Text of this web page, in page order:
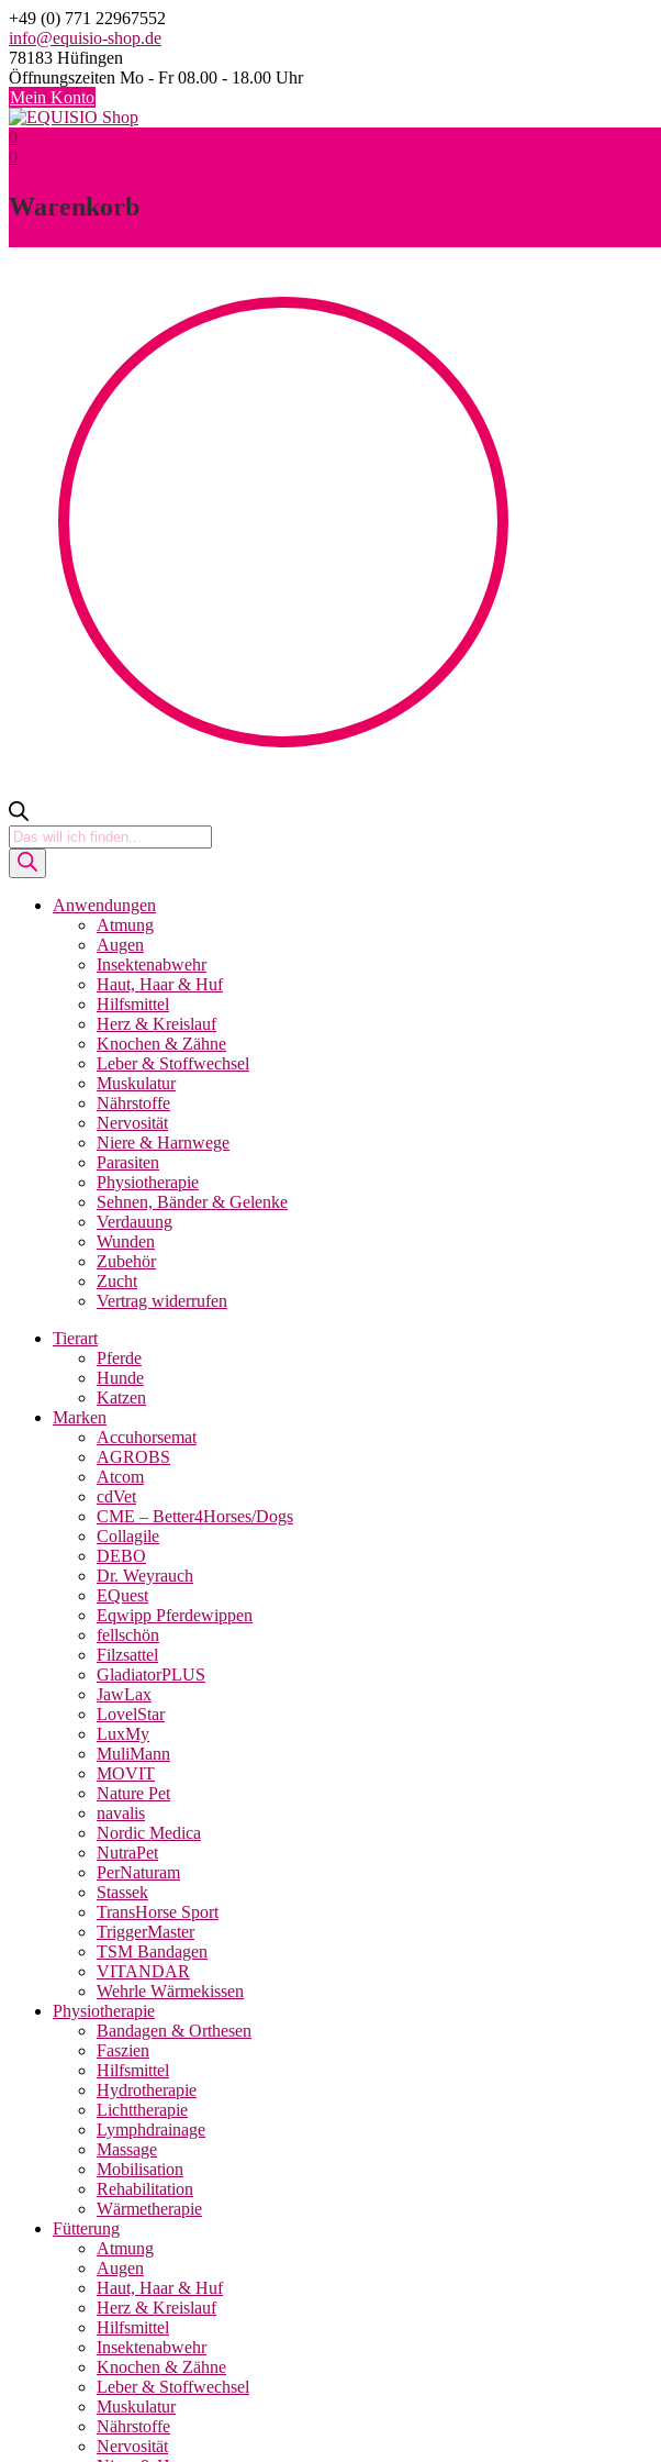
Skip
to
content
+49 (0) 771 22967552
info@equisio-shop.de
78183 Hüfingen
Öffnungszeiten Mo - Fr 08.00 - 18.00 Uhr
Mein Konto
0
0
Warenkorb
Products
search
Anwendungen
Atmung
Augen
Insektenabwehr
Haut, Haar & Huf
Hilfsmittel
Herz & Kreislauf
Knochen & Zähne
Leber & Stoffwechsel
Muskulatur
Nährstoffe
Nervosität
Niere & Harnwege
Parasiten
Physiotherapie
Sehnen, Bänder & Gelenke
Verdauung
Wunden
Zubehör
Zucht
Vertrag widerrufen
Tierart
Pferde
Hunde
Katzen
Marken
Accuhorsemat
AGROBS
Atcom
cdVet
CME – Better4Horses/Dogs
Collagile
DEBO
Dr. Weyrauch
EQuest
Eqwipp Pferdewippen
fellschön
Filzsattel
GladiatorPLUS
JawLax
LovelStar
LuxMy
MuliMann
MOVIT
Nature Pet
navalis
Nordic Medica
NutraPet
PerNaturam
Stassek
TransHorse Sport
TriggerMaster
TSM Bandagen
VITANDAR
Wehrle Wärmekissen
Physiotherapie
Bandagen & Orthesen
Faszien
Hilfsmittel
Hydrotherapie
Lichttherapie
Lymphdrainage
Massage
Mobilisation
Rehabilitation
Wärmetherapie
Fütterung
Atmung
Augen
Haut, Haar & Huf
Herz & Kreislauf
Hilfsmittel
Insektenabwehr
Knochen & Zähne
Leber & Stoffwechsel
Muskulatur
Nährstoffe
Nervosität